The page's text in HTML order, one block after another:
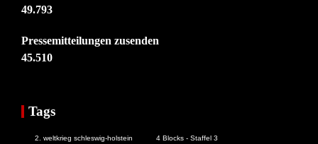
49.793
Pressemitteilungen zusenden
45.510
Tags
2. weltkrieg schleswig-holstein 4 Blocks - Staffel 3